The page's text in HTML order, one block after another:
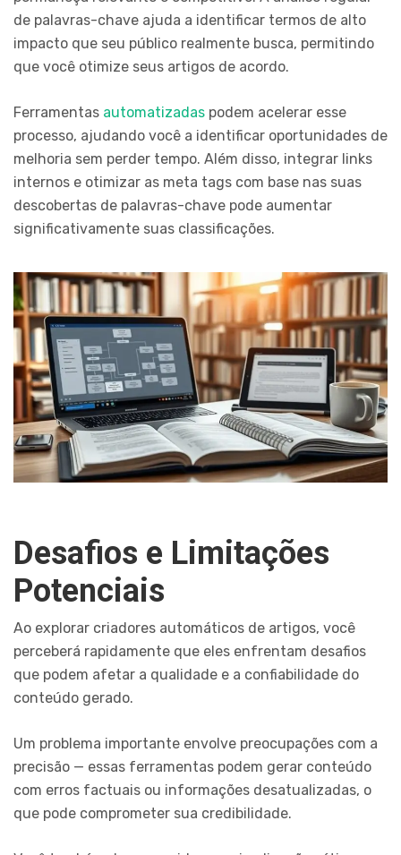
de palavras-chave ajuda a identificar termos de alto
impacto que seu público realmente busca, permitindo
que você otimize seus artigos de acordo.
Ferramentas automatizadas podem acelerar esse
processo, ajudando você a identificar oportunidades de
melhoria sem perder tempo. Além disso, integrar links
internos e otimizar as meta tags com base nas suas
descobertas de palavras-chave pode aumentar
significativamente suas classificações.
Desafios e Limitações
Potenciais
Ao explorar criadores automáticos de artigos, você
perceberá rapidamente que eles enfrentam desafios
que podem afetar a qualidade e a confiabilidade do
conteúdo gerado.
Um problema importante envolve preocupações com a
precisão — essas ferramentas podem gerar conteúdo
com erros factuais ou informações desatualizadas, o
que pode comprometer sua credibilidade.